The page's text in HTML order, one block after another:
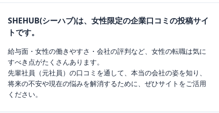
SHEHUB(シーハブ)は、女性限定の企業口コミの投稿サイ
トです。
給与面・女性の働きやすさ・会社の評判など、女性の転職は気に
すべき点がたくさんあります。
先輩社員（元社員）の口コミを通して、本当の会社の姿を知り、
将来の不安や現在の悩みを解消するために、ぜひサイトをご活用
ください。